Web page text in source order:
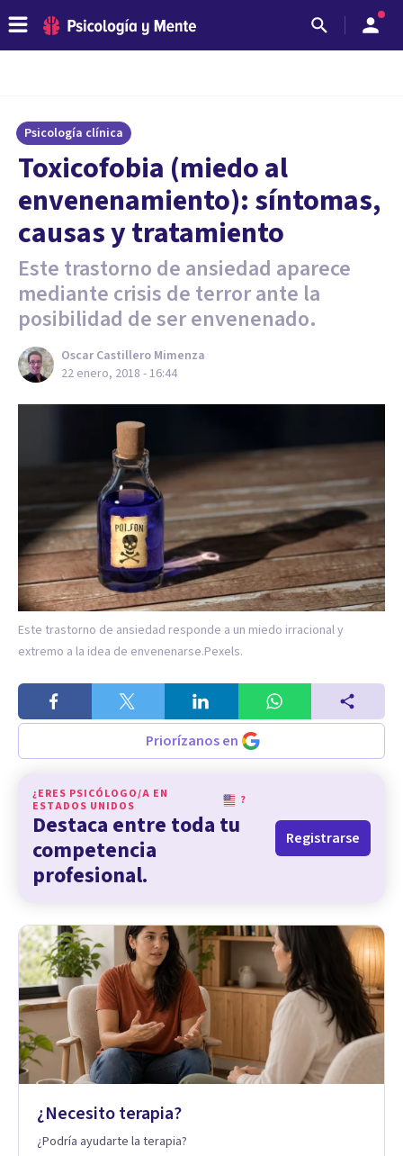
Psicología clínica
Toxicofobia (miedo al
envenenamiento): síntomas,
causas y tratamiento
Este trastorno de ansiedad aparece
mediante crisis de terror ante la
posibilidad de ser envenenado.
Oscar Castillero Mimenza
22 enero, 2018 - 16:44
Este trastorno de ansiedad responde a un miedo irracional y
extremo a la idea de envenenarse.Pexels.
Priorízanos en
¿ERES PSICÓLOGO/A EN
ESTADOS UNIDOS
?
Destaca entre toda tu
competencia
profesional.
Registrarse
¿Necesito terapia?
¿Podría ayudarte la terapia?